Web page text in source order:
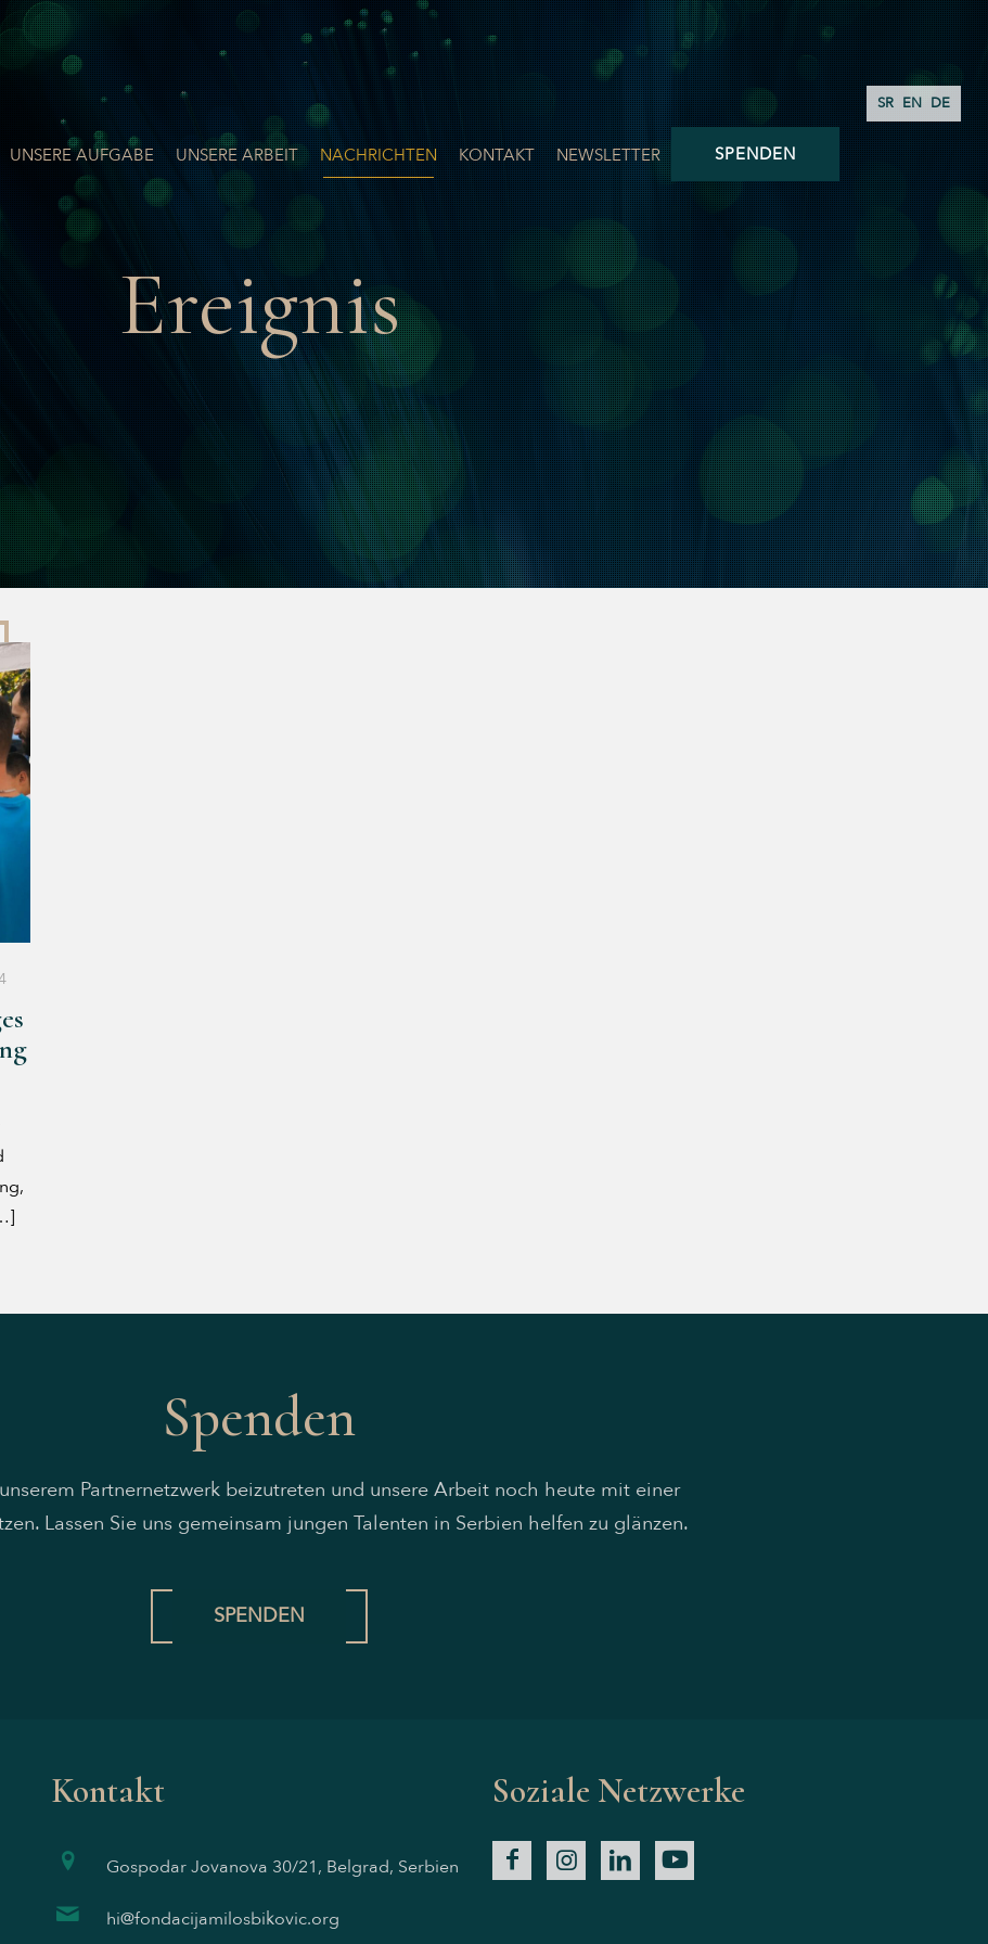
UNSERE AUFGABE UNSERE ARBEIT NACHRICHTEN KONTAKT NEWSLETTER SPENDEN
SR EN DE
Ereignis
Spenden
Partnernetzwerk beizutreten und unsere Arbeit noch heute mit einer
Lassen Sie uns gemeinsam jungen Talenten in Serbien helfen zu glänzen.
SPENDEN
Kontakt
Gospodar Jovanova 30/21, Belgrad, Serbien
hi@fondacijamilosbikovic.org
Soziale Netzwerke